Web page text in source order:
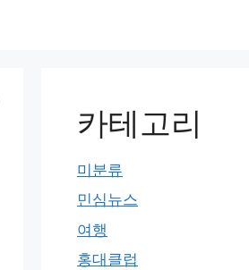
카테고리
미분류
민심뉴스
여행
홍대클럽